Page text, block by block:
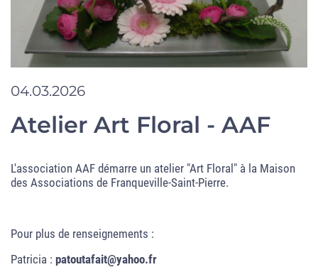
04.03.2026
Atelier Art Floral - AAF
L'association AAF démarre un atelier "Art Floral" à la Maison
des Associations de Franqueville-Saint-Pierre.
Pour plus de renseignements :
Patricia : patoutafait@yahoo.fr